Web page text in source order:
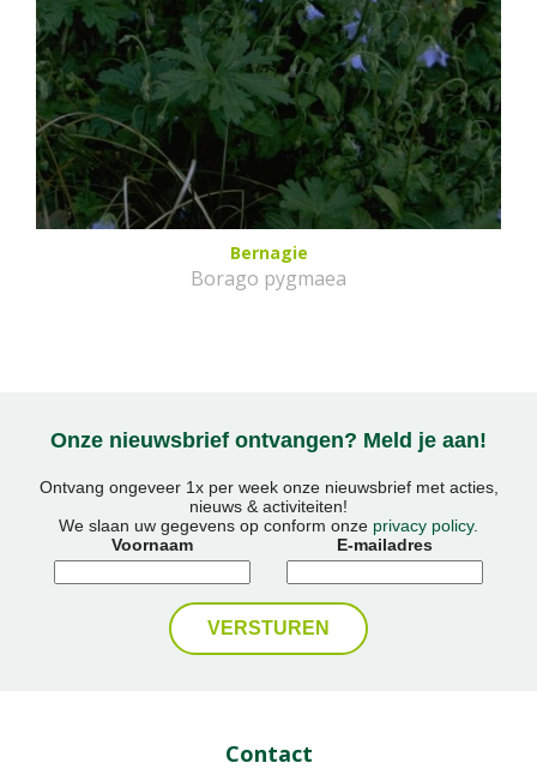
Bernagie
Borago pygmaea
Onze nieuwsbrief ontvangen? Meld je aan!
Ontvang ongeveer 1x per week onze nieuwsbrief met acties,
nieuws & activiteiten!
We slaan uw gegevens op conform onze privacy policy.
Voornaam
E-mailadres
Contact